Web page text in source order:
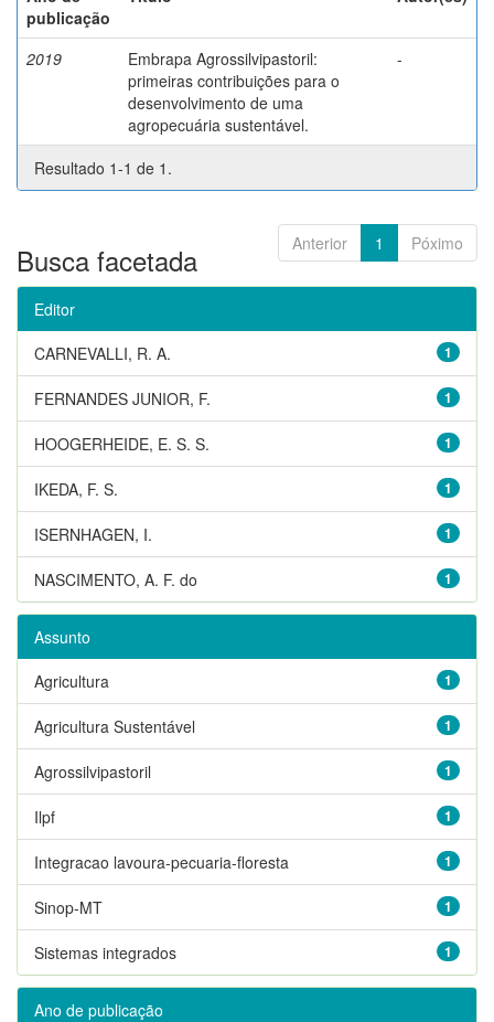
publicação
2019
Embrapa Agrossilvipastoril:
primeiras contribuições para o
desenvolvimento de uma
agropecuária sustentável.
-
Resultado 1-1 de 1.
Anterior 1 Póximo
Busca facetada
Editor
1
CARNEVALLI, R. A.
1
FERNANDES JUNIOR, F.
1
HOOGERHEIDE, E. S. S.
1
IKEDA, F. S.
1
ISERNHAGEN, I.
1
NASCIMENTO, A. F. do
Assunto
1
Agricultura
1
Agricultura Sustentável
1
Agrossilvipastoril
1
Ilpf
1
Integracao lavoura-pecuaria-floresta
1
Sinop-MT
1
Sistemas integrados
Ano de publicação